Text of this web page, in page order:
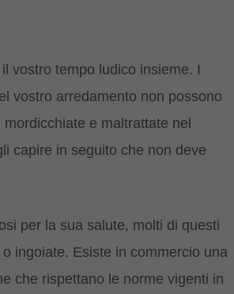
vostro tempo ludico insieme. I
vostro arredamento non possono
e maltrattate nel
capire in seguito che non deve
per la sua salute, molti di questi
ingoiate. Esiste in commercio una
che rispettano le norme vigenti in